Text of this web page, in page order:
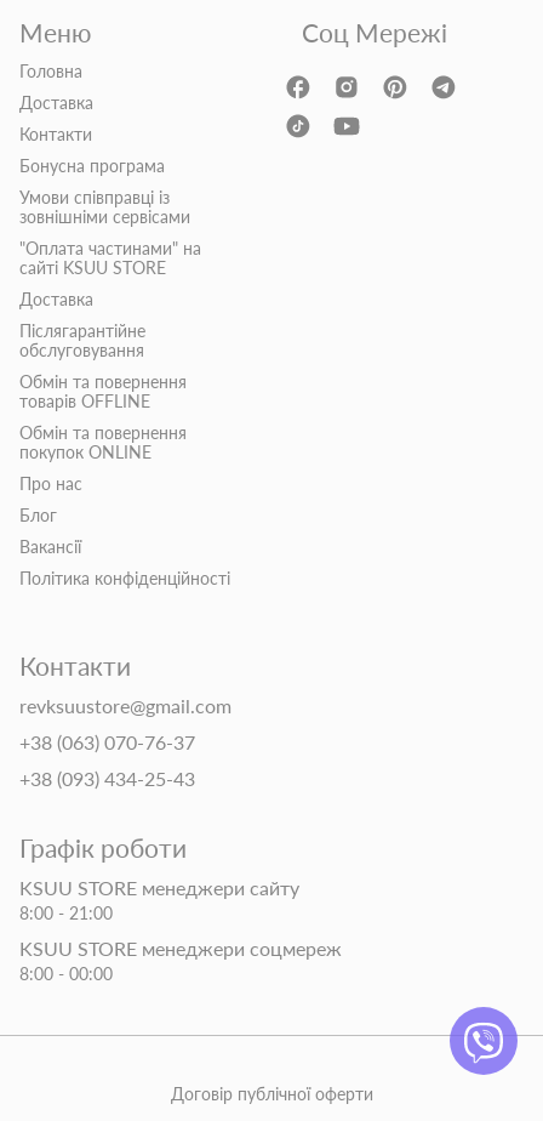
Меню
Головна
Доставка
Контакти
Бонусна програма
Умови співправці із
зовнішніми сервісами
"Оплата частинами" на
сайті KSUU STORE
Доставка
Післягарантійне
обслуговування
Обмін та повернення
товарів OFFLINE
Обмін та повернення
покупок ONLINE
Про нас
Блог
Вакансії
Політика конфіденційності
Контакти
revksuustore@gmail.com
+38 (063) 070-76-37
+38 (093) 434-25-43
Графік роботи
KSUU STORE менеджери сайту
8:00 - 21:00
KSUU STORE менеджери соцмереж
8:00 - 00:00
Соц Мережі
Договір публічної оферти